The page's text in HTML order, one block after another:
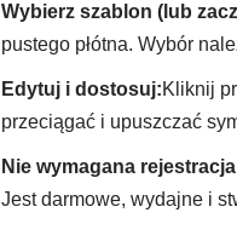
Wybierz szablon (lub
pustego płótna. Wybór
Edytuj i dostosuj:Kliknij
przeciągać i upuszczać
Nie wymagana
Jest darmowe, wydajne i